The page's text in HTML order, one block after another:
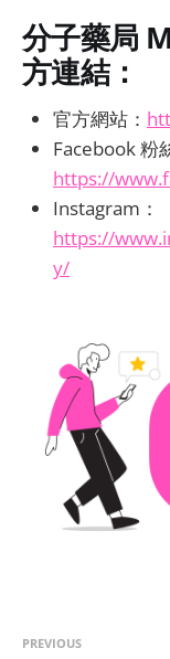
分子藥局
方連結：
官方網站：
Facebook 粉
https://
Instagram：
https://
y/
PREVIOUS